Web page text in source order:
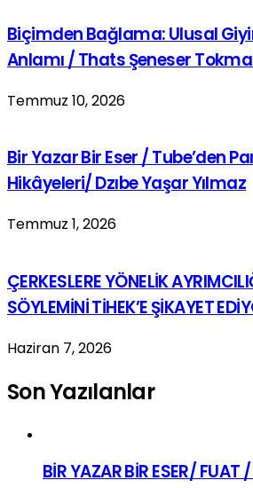
Biçimden Bağlama: Ulusal
Anlamı / Thats Şeneser
Temmuz 10, 2026
Bir Yazar Bir Eser / Tube’den
Hikâyeleri/ Dzıbe Yaşar Yılmaz
Temmuz 1, 2026
ÇERKESLERE YÖNELİK
SÖYLEMİNİ TİHEK’E ŞİKAYET
Haziran 7, 2026
Son Yazılanlar
BİR YAZAR BİR ESER/